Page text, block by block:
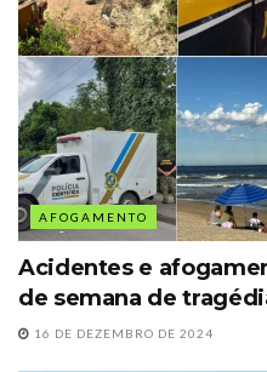
AFOGAMENTO
Acidentes e
de semana de
16 DE DEZEMBRO DE 2024